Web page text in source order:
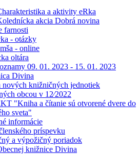
a aktivity eRka
akcia Dobrá novina
farnosti
- otázky
- online
oltára
09. 01. 2023 - 15. 01. 2023
Divina
nových knižničných jednotiek
obcou v 12⁄2022
"Kniha a čítanie sú otvorené dvere do
sveta"
informácie
príspevku
a výpožičný poriadok
knižnice Divina